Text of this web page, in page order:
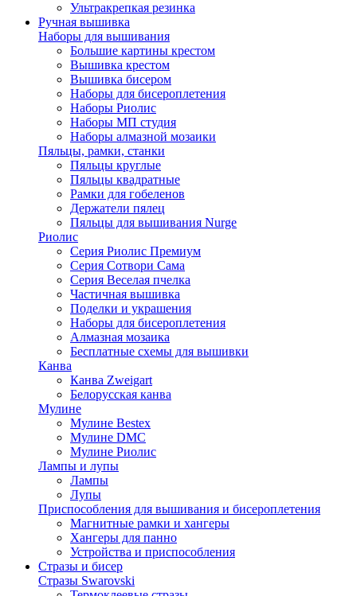
Ультракрепкая резинка
Ручная вышивка
Наборы для вышивания
Большие картины крестом
Вышивка крестом
Вышивка бисером
Наборы для бисероплетения
Наборы Риолис
Наборы МП студия
Наборы алмазной мозаики
Пяльцы, рамки, станки
Пяльцы круглые
Пяльцы квадратные
Рамки для гобеленов
Держатели пялец
Пяльцы для вышивания Nurge
Риолис
Серия Риолис Премиум
Серия Сотвори Сама
Серия Веселая пчелка
Частичная вышивка
Поделки и украшения
Наборы для бисероплетения
Алмазная мозаика
Бесплатные схемы для вышивки
Канва
Канва Zweigart
Белорусская канва
Мулине
Мулине Bestex
Мулине DMC
Мулине Риолис
Лампы и лупы
Лампы
Лупы
Приспособления для вышивания и бисероплетения
Магнитные рамки и хангеры
Хангеры для панно
Устройства и приспособления
Стразы и бисер
Стразы Swarovski